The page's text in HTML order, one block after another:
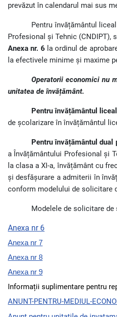
prevăzut în calendarul mai sus
Pentru învățământul
Profesional și Tehnic
Anexa nr. 6 la ordinul de
la efectivele minime și maxime
Operatorii economici nu
unitatea de învățământ.
Pentru învățământul
de școlarizare în învățământul
Pentru învățământul
a Învățământului Profesional și
la clasa a XI-a, învățământ cu
și desfășurare a admiterii în
conform modelului de solicitare
Modelele de solicitare de
Anexa nr 6
Anexa nr 7
Anexa nr 8
Anexa nr 9
Informații suplimentare pentru
ANUNT-PENTRU-MEDIUL-